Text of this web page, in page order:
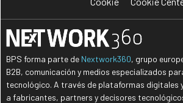
BPS forma parte de Nextwork360, grupo
B2B, comunicación y medios especializados
tecnológico. A través de plataformas digitales
a fabricantes, partners y decisores